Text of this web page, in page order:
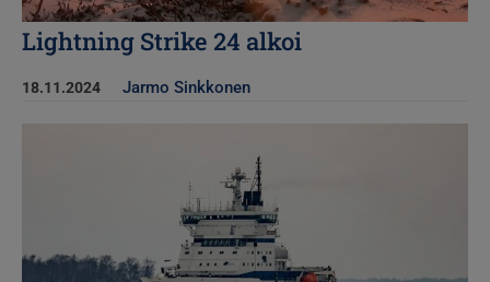
Lightning Strike 24 alkoi
18.11.2024 Jarmo Sinkkonen